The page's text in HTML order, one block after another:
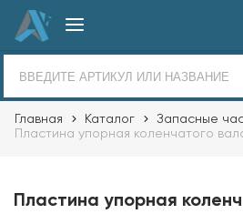
Главная Каталог
Запасные
Пластина упорная коленчатого
Пластина упорная